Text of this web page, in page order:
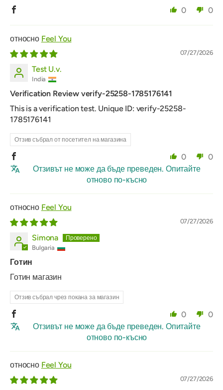
0 0
Feel You
07/27/2026
Test U.v.
India
Verification Review verify-25258-1785176141
This is a verification test. Unique ID: verify-25258-
1785176141
Отзив събрал от посетител на магазина
0
0
Отзивът не може да бъде преведен. Опитайте
отново по-късно
Feel You
07/27/2026
Simona
Bulgaria
Готин
Готин магазин
Отзив събрал чрез покана за магазин
0
0
Отзивът не може да бъде преведен. Опитайте
отново по-късно
Feel You
07/27/2026